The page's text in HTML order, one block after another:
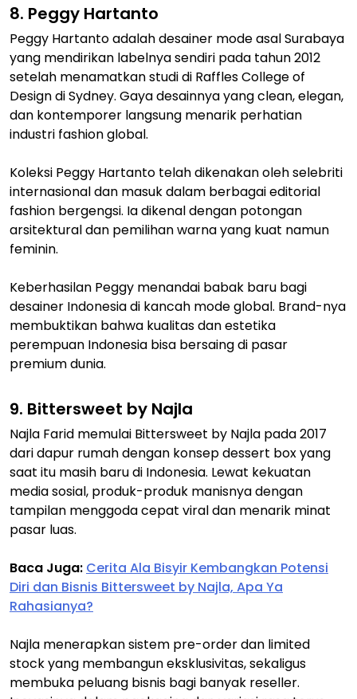
8. Peggy Hartanto
Peggy Hartanto adalah desainer mode asal Surabaya
yang mendirikan labelnya sendiri pada tahun 2012
setelah menamatkan studi di Raffles College of
Design di Sydney. Gaya desainnya yang clean, elegan,
dan kontemporer langsung menarik perhatian
industri fashion global.
Koleksi Peggy Hartanto telah dikenakan oleh selebriti
internasional dan masuk dalam berbagai editorial
fashion bergengsi. Ia dikenal dengan potongan
arsitektural dan pemilihan warna yang kuat namun
feminin.
Keberhasilan Peggy menandai babak baru bagi
desainer Indonesia di kancah mode global. Brand-nya
membuktikan bahwa kualitas dan estetika
perempuan Indonesia bisa bersaing di pasar
premium dunia.
9. Bittersweet by Najla
Najla Farid memulai Bittersweet by Najla pada 2017
dari dapur rumah dengan konsep dessert box yang
saat itu masih baru di Indonesia. Lewat kekuatan
media sosial, produk-produk manisnya dengan
tampilan menggoda cepat viral dan menarik minat
pasar luas.
Baca Juga: Cerita Ala Bisyir Kembangkan Potensi
Diri dan Bisnis Bittersweet by Najla, Apa Ya
Rahasianya?
Najla menerapkan sistem pre-order dan limited
stock yang membangun eksklusivitas, sekaligus
membuka peluang bisnis bagi banyak reseller.